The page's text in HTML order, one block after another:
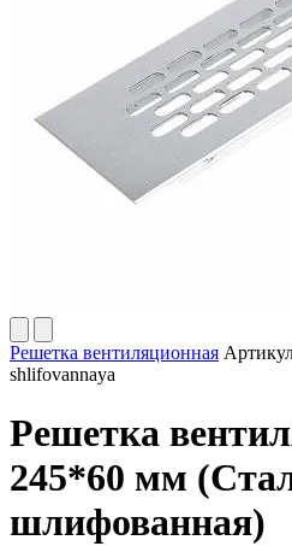
Решетка вентиляционная
shlifovannaya
Решетка
245*60 мм
шлифованная)